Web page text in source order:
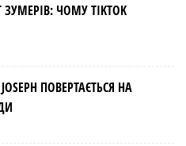
ЧОМУ TIKTOK
ПОВЕРТАЄТЬСЯ НА